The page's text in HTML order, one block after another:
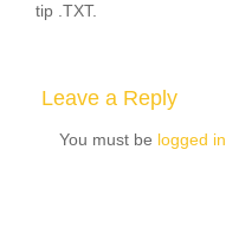
tip .TXT.
Leave a Reply
You must be logged in